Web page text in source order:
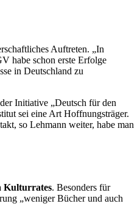
Auftreten. „In
habe schon erste Erfolge
in Deutschland zu
Initiative „Deutsch für den
sei eine Art Hoffnungsträger.
so Lehmann weiter, habe man
Kulturrates. Besonders für
„weniger Bücher und auch